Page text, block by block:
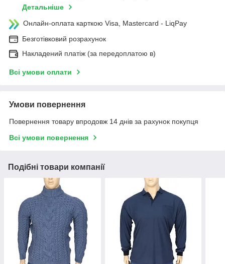
Детальніше
Онлайн-оплата карткою Visa, Mastercard - LiqPay
Безготівковий розрахунок
Накладений платіж (за передоплатою в)
Всі умови оплати
Умови повернення
Повернення товару впродовж 14 днів за рахунок покупця
Всі умови повернення
Подібні товари компанії